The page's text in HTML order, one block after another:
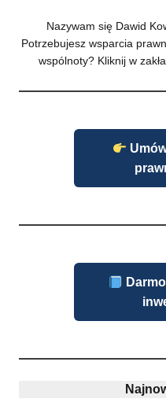
Nazywam się Dawid
Potrzebujesz wsparcia
wspólnoty? Kliknij w